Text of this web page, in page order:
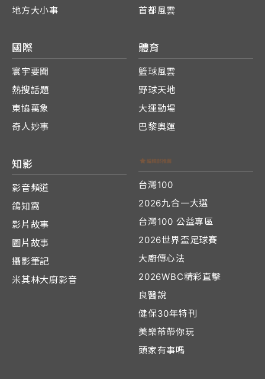
地方大小事
首都風雲
國際
寰宇要聞
熱搜話題
東協萬象
奇人妙事
體育
籃球風雲
野球天地
大運動場
巴黎奧運
知影
影音頻道
鴿知窩
影片故事
圖片故事
攝影筆記
米其林大廚影音
台灣100
2026九合一大選
台灣100 公益專區
2026世界盃足球賽
大廚傳心法
2026WBC精彩直擊
良醫說
健保30年特刊
美樂蒂帶你玩
頭家有事嗎